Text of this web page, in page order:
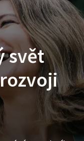
svět
kde
silné
vás